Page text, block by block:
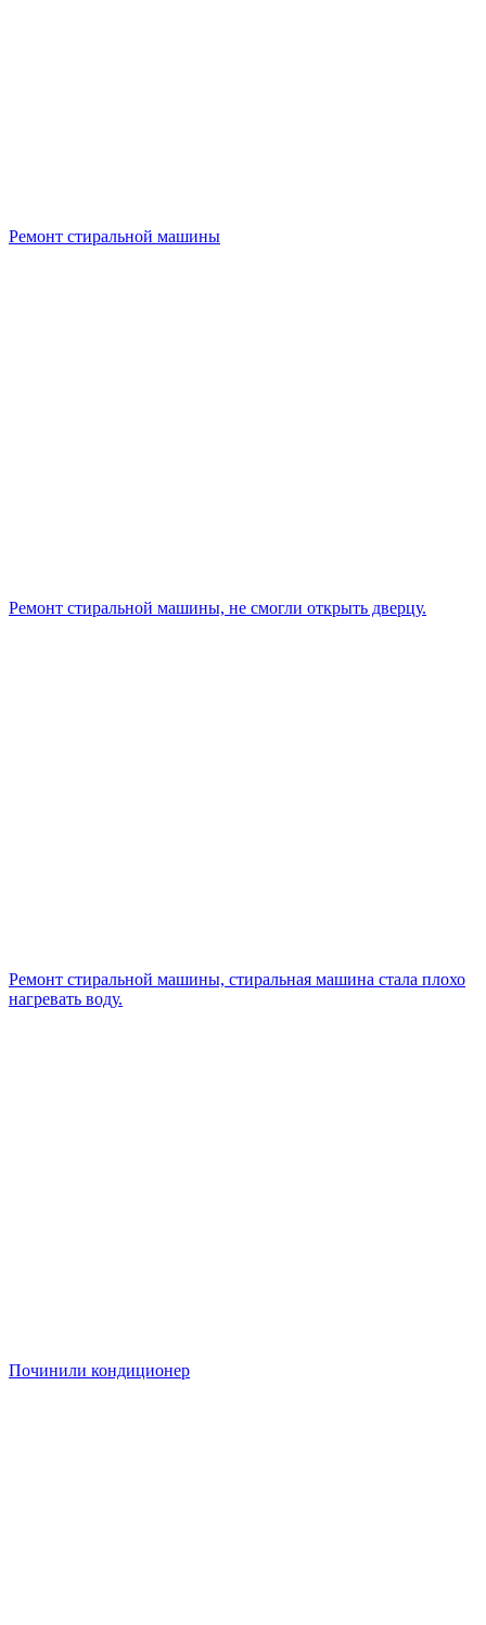
Ремонт стиральной машины
Ремонт стиральной машины, не смогли открыть дверцу.
Ремонт стиральной машины, стиральная машина стала плохо
нагревать воду.
Починили кондиционер